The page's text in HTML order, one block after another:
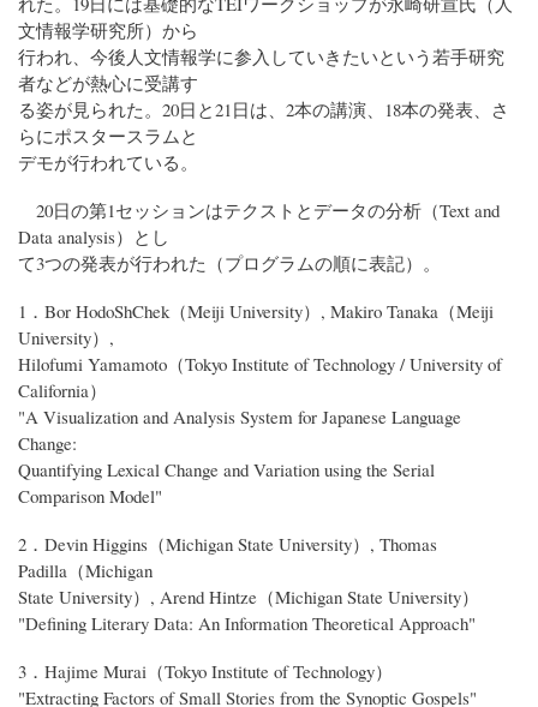
文情報学研究所）から
行われ、今後人文情報学に参入していきたいという若手研究
者などが熱心に受講す
る姿が見られた。20日と21日は、2本の講演、18本の発表、さ
らにポスタースラムと
デモが行われている。
20日の第1セッションはテクストとデータの分析（Text and
Data analysis）とし
て3つの発表が行われた（プログラムの順に表記）。
1．Bor HodoShChek（Meiji University）, Makiro Tanaka（Meiji
University）,
Hilofumi Yamamoto（Tokyo Institute of Technology / University of
California）
"A Visualization and Analysis System for Japanese Language
Change:
Quantifying Lexical Change and Variation using the Serial
Comparison Model"
2．Devin Higgins（Michigan State University）, Thomas
Padilla（Michigan
State University）, Arend Hintze（Michigan State University）
"Defining Literary Data: An Information Theoretical Approach"
3．Hajime Murai（Tokyo Institute of Technology）
"Extracting Factors of Small Stories from the Synoptic Gospels"